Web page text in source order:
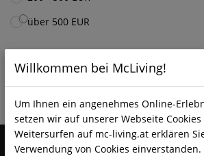
über 500 EUR
FILTER ANWENDEN
Willkommen bei McLiving!
Um Ihnen ein angenehmes Online-
setzen wir auf unserer Webseite
Weitersurfen auf mc-living.at erklären
Verwendung von Cookies